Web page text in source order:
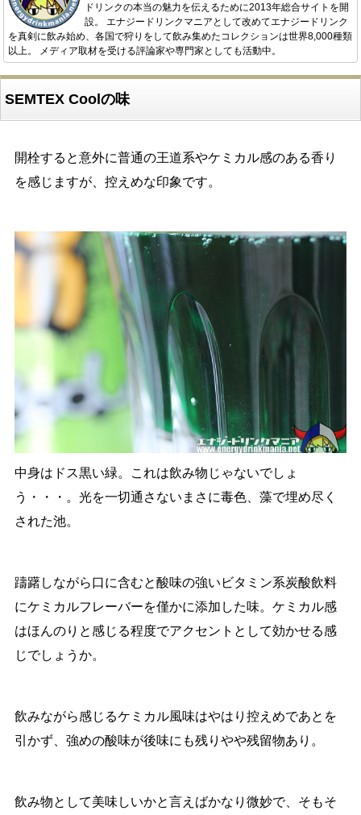
ドリンクの本当の魅力を伝えるために2013年総合サイトを開
設。 エナジードリンクマニアとして改めてエナジードリンク
を真剣に飲み始め、各国で狩りをして飲み集めたコレクションは世界8,000種類
以上。 メディア取材を受ける評論家や専門家としても活動中。
SEMTEX Coolの味
開栓すると意外に普通の王道系やケミカル感のある香り
を感じますが、控えめな印象です。
中身はドス黒い緑。これは飲み物じゃないでしょ
う・・・。光を一切通さないまさに毒色、藻で埋め尽く
された池。
躊躇しながら口に含むと酸味の強いビタミン系炭酸飲料
にケミカルフレーバーを僅かに添加した味。ケミカル感
はほんのりと感じる程度でアクセントとして効かせる感
じでしょうか。
飲みながら感じるケミカル風味はやはり控えめであとを
引かず、強めの酸味が後味にも残りやや残留物あり。
飲み物として美味しいかと言えばかなり微妙で、そもそ